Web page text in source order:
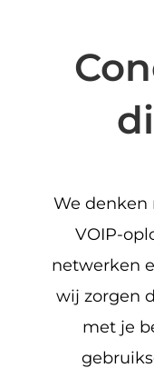
We denken
VOIP-
netwerken
wij zorgen
met je